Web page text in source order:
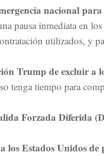
nacional
pausa inmediata en
utilizados, y
Trump de excluir a
tenga tiempo para
Forzada Diferida
Estados Unidos de